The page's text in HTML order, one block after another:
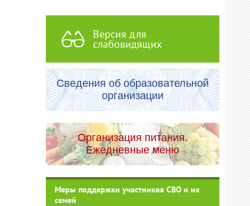
Версия для
слабовидящих
Сведения об образовательной
организации
Организация питания.
Ежедневные меню
Меры поддержки участников СВО и их
семей